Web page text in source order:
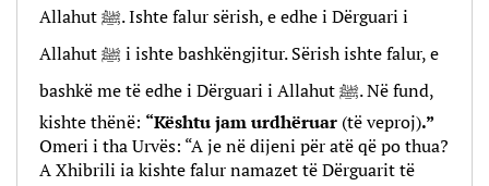
Allahut ﷺ. Ishte falur sërish, e edhe i Dërguari i
Allahut ﷺ i ishte bashkëngjitur. Sërish ishte falur, e
bashkë me të edhe i Dërguari i Allahut ﷺ. Në fund,
kishte thënë: “Kështu jam urdhëruar (të veproj).”
Omeri i tha Urvës: “A je në dijeni për atë që po thua?
A Xhibrili ia kishte falur namazet të Dërguarit të